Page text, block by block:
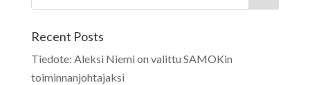
Recent Posts
Tiedote: Aleksi Niemi on valittu SAMOKin
toiminnanjohtajaksi